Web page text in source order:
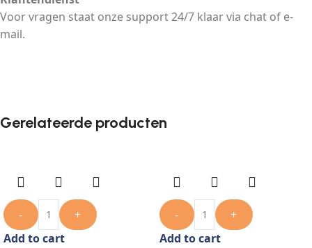
Voor vragen staat onze support 24/7 klaar via chat of e-
mail.
Gerelateerde producten
-
+
Add to cart
-
+
Add to cart